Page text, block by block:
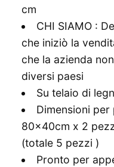
cm
CHI SIAMO :
che iniziò la
che la azienda
diversi paesi
Su telaio di
Dimensioni
80x40cm x 2
(totale 5 pezzi )
Pronto per